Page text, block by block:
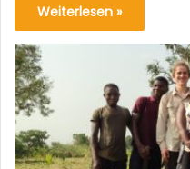
Weiterlesen »